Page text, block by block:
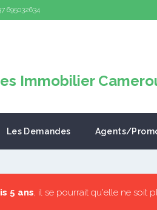
695032634
Les Demandes Agents/
5 ans, il se pourrait qu'elle ne soit